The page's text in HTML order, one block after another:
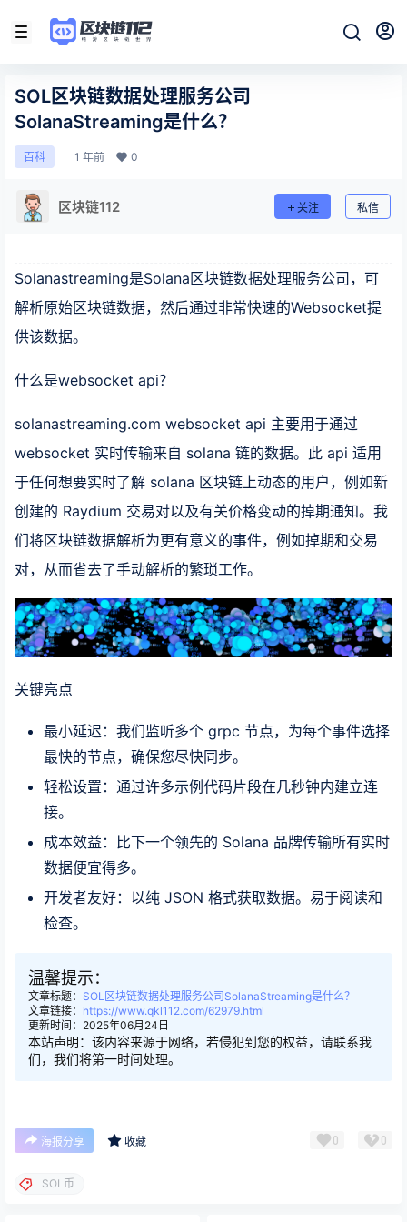
SOL区块链数据处理服务公司
SolanaStreaming是什么？
百科 1 年前 0
区块链112 关注 私信
Solanastreaming是Solana区块链数据处理服务公司，可
解析原始区块链数据，然后通过非常快速的Websocket提
供该数据。
什么是websocket api？
solanastreaming.com websocket api 主要用于通过
websocket 实时传输来自 solana 链的数据。此 api 适用
于任何想要实时了解 solana 区块链上动态的用户，例如新
创建的 Raydium 交易对以及有关价格变动的掉期通知。我
们将区块链数据解析为更有意义的事件，例如掉期和交易
对，从而省去了手动解析的繁琐工作。
关键亮点
最小延迟：我们监听多个 grpc 节点，为每个事件选择
最快的节点，确保您尽快同步。
轻松设置：通过许多示例代码片段在几秒钟内建立连
接。
成本效益：比下一个领先的 Solana 品牌传输所有实时
数据便宜得多。
开发者友好：以纯 JSON 格式获取数据。易于阅读和
检查。
温馨提示：
文章标题： SOL区块链数据处理服务公司SolanaStreaming是什么？
文章链接： https://www.qkl112.com/62979.html
更新时间：2025年06月24日
本站声明：该内容来源于网络，若侵犯到您的权益，请联系我
们，我们将第一时间处理。
海报分享 收藏 0 0
SOL币